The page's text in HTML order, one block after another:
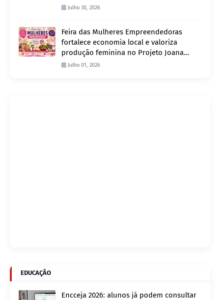
Julho 30, 2026
Feira das Mulheres Empreendedoras
fortalece economia local e valoriza
produção feminina no Projeto Joana
D’Arc
Julho 01, 2026
EDUCAÇÃO
Encceja 2026: alunos já podem consultar